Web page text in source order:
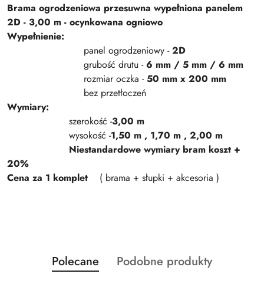
Brama ogrodzeniowa przesuwna wypełniona panelem
2D - 3,00 m - ocynkowana ogniowo
Wypełnienie:
panel ogrodzeniowy -2D
grubość drutu -6 mm / 5 mm / 6 mm
rozmiar oczka -50 mm x 200 mm
bez przetłoczeń
Wymiary:
szerokość -3,00 m
wysokość -1,50 m , 1,70 m , 2,00 m
Niestandardowe wymiary bram koszt +
20%
Cena za 1 komplet ( brama + słupki + akcesoria )
Pomiń karuzelę produktów
Produkty
o
Polecane
Produkty
Podobne produkty